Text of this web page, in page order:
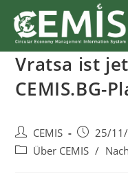
Vratsa ist
CEMIS.BG-
CEMIS
25/
Über CEMIS /